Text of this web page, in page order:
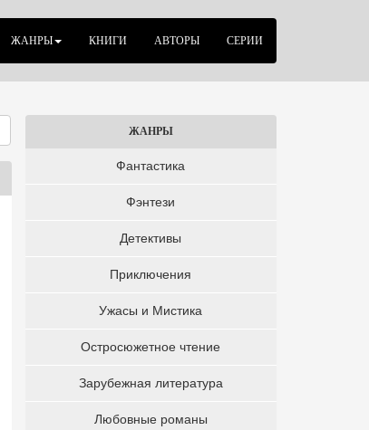
ЖАНРЫ КНИГИ АВТОРЫ СЕРИИ
ЖАНРЫ
Фантастика
Фэнтези
Детективы
Приключения
Ужасы и Мистика
Остросюжетное чтение
Зарубежная литература
Любовные романы